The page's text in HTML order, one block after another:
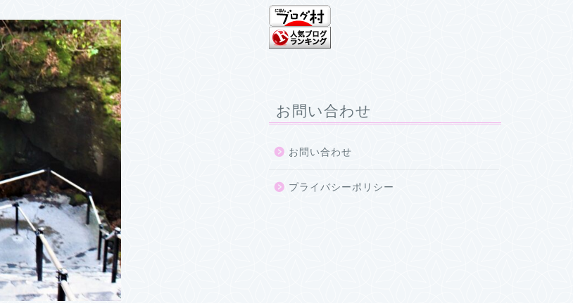
お問い合わせ
お問い合わせ
プライバシーポリシー